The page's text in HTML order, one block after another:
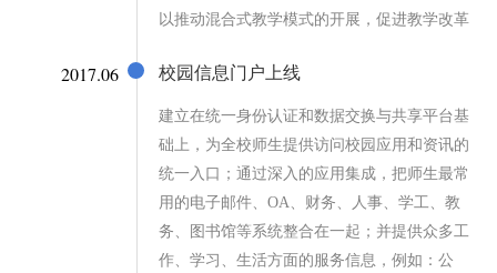
以推动混合式教学模式的开展，促进教学改革
2017.06 校园信息门户上线
建立在统一身份认证和数据交换与共享平台基
础上，为全校师生提供访问校园应用和资讯的
统一入口；通过深入的应用集成，把师生最常
用的电子邮件、OA、财务、人事、学工、教
务、图书馆等系统整合在一起；并提供众多工
作、学习、生活方面的服务信息，例如：公